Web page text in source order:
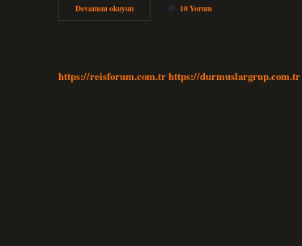
Devamını okuyunCeza
Koşulu
10 Yorum
https://reisforum.com.trhttps://durmuslargrup.com.tr